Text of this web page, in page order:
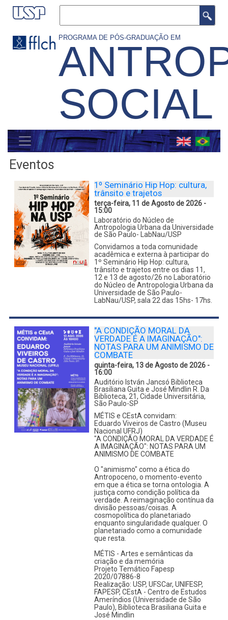
Pular
para
conteúdo
PROGRAMA DE PÓS-GRADUAÇÃO EM
SOCIAL
MENU
GERAL
Eventos
1º Seminário Hip Hop: cultura,
trânsito e trajetos
terça-feira, 11 de Agosto de 2026 -
15:00
Laboratório do Núcleo de
Antropologia Urbana da Universidade
de São Paulo- LabNau/USP
Convidamos a toda comunidade
acadêmica e externa à participar do
1º Seminário Hip Hop: cultura,
trânsito e trajetos entre os dias 11,
12 e 13 de agosto/26 no Laboratório
do Núcleo de Antropologia Urbana da
Universidade de São Paulo-
LabNau/USP, sala 22 das 15hs- 17hs.
"A CONDIÇÃO MORAL DA
VERDADE É A IMAGINAÇÃO":
NOTAS PARA UM ANIMISMO DE
COMBATE
quinta-feira, 13 de Agosto de 2026 -
16:00
Auditório István Jancsó Biblioteca
Brasiliana Guita e José Mindlin R. Da
Biblioteca, 21, Cidade Universitária,
São Paulo-SP
MÉTIS e CEstA convidam:
Eduardo Viveiros de Castro (Museu
Nacional UFRJ)
"A CONDIÇÃO MORAL DA VERDADE É
A IMAGINAÇÃO": NOTAS PARA UM
ANIMISMO DE COMBATE
O "animismo" como a ética do
Antropoceno, o momento-evento
em que a ética se torna ontologia. A
justiça como condição política da
verdade. A reimaginação contínua da
divisão pessoas/coisas. A
cosmopolítica do planetariado
enquanto singularidade qualquer. O
planetariado como a comunidade
que resta.
MÉTIS - Artes e semânticas da
criação e da memória
Projeto Temático Fapesp
2020/07886-8
Realização: USP, UFSCar, UNIFESP,
FAPESP, CEstA - Centro de Estudos
Ameríndios (Universidade de São
Paulo), Biblioteca Brasiliana Guita e
José Mindlin